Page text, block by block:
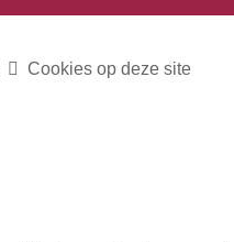
Cookies op deze site